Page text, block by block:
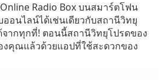
Radio Box บนสมาร์ตโฟน
ออนไลน์ได้เช่นเดียวกับสถานีวิทยุ
ากทุกที่! ตอนนี้สถานีวิทยุโปรดของ
งคุณแล้วด้วยแอปที่ใช้สะดวกของ